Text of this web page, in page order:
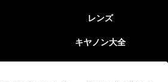
レンズ
キヤノン大全